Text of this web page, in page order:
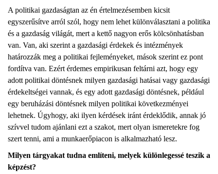
A politikai gazdaságtan az én értelmezésemben kicsit
egyszerűsítve arról szól, hogy nem lehet különválasztani a politika
és a gazdaság világát, mert a kettő nagyon erős kölcsönhatásban
van. Van, aki szerint a gazdasági érdekek és intézmények
határozzák meg a politikai fejleményeket, mások szerint ez pont
fordítva van. Ezért érdemes empirikusan feltárni azt, hogy egy
adott politikai döntésnek milyen gazdasági hatásai vagy gazdasági
érdekeltségei vannak, és egy adott gazdasági döntésnek, például
egy beruházási döntésnek milyen politikai következményei
lehetnek. Úgyhogy, aki ilyen kérdések iránt érdeklődik, annak jó
szívvel tudom ajánlani ezt a szakot, mert olyan ismeretekre fog
szert tenni, ami a munkaerőpiacon is alkalmazható lesz.
Milyen tárgyakat tudna említeni, melyek különlegessé teszik a
képzést?